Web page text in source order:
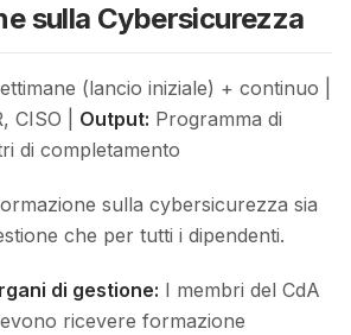
sulla Cybersicurezza
(lancio iniziale) + continuo |
CISO | Output: Programma di
di completamento
sulla cybersicurezza sia
che per tutti i dipendenti.
di gestione: I membri del CdA
ricevere formazione